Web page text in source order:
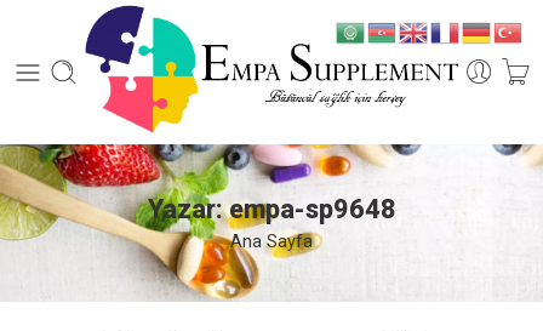
Yazar: empa-sp9648
Ana Sayfa